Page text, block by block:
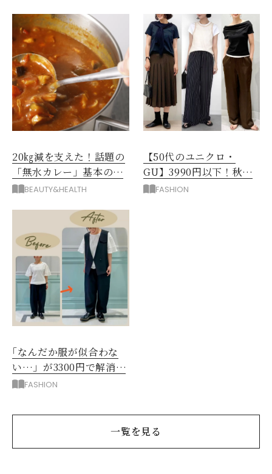
20㎏減を支えた！話題の
「無水カレー」基本の作
り方とおすすめルウ6選
BEAUTY&HEALTH
【50代のユニクロ・
GU】3990円以下！秋ま
ではける涼しげボトムス3
FASHION
｢なんだか服が似合わな
い…」が3300円で解消！
阪神梅田のサービスが神
FASHION
一覧を見る